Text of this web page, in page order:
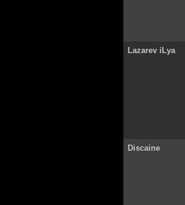
Lazarev iLya
Discaine